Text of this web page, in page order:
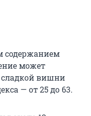
содержанием
может
вишни
— от 25 до 63.